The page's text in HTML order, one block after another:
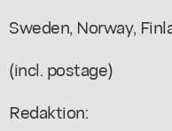
Sweden, Norway,
(incl. postage)
Redaktion: